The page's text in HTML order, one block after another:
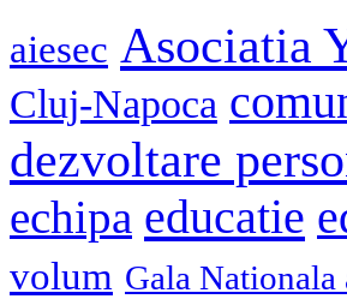
aiesec Asociatia
Cluj-Napoca
dezvoltare
echipa educatie
volum Gala